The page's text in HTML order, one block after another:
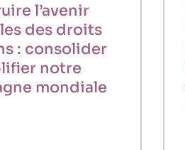
l’avenir
des droits
: consolider
notre
mondiale